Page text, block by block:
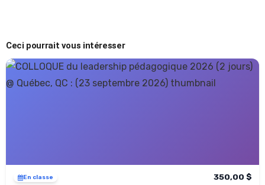
Ceci pourrait vous intéresser
En classe
350,00 $